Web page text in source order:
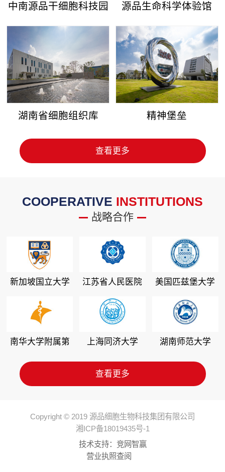
中南源品干细胞科技园 源品生命科学体验馆
湖南省细胞组织库 精神堡垒
查看更多
COOPERATIVE INSTITUTIONS
战略合作
新加坡国立大学 江苏省人民医院 美国匹兹堡大学
南华大学附属第
上海同济大学 湖南师范大学
查看更多
Copyright © 2019 源品细胞生物科技集团有限公司
湘ICP备18019435号-1
技术支持： 竞网智赢
营业执照查阅